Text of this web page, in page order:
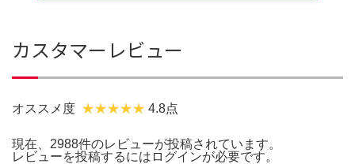
カスタマーレビュー
オススメ度 4.8点
現在、2988件のレビューが投稿されています。
レビューを投稿するには ログインが必要です。